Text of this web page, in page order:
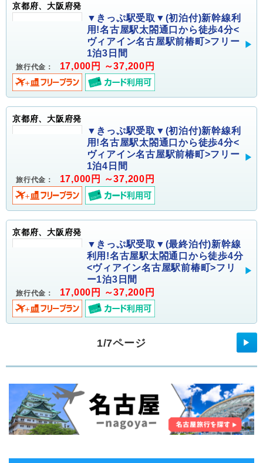
京都府、大阪府発
▼きっぷ駅受取▼(初泊付)新幹線利
用!名古屋駅太閤通口から徒歩4分<
ヴィアイン名古屋駅前椿町>フリー
1泊3日間
旅行代金： 17,000円 ～37,200円
京都府、大阪府発
▼きっぷ駅受取▼(初泊付)新幹線利
用!名古屋駅太閤通口から徒歩4分<
ヴィアイン名古屋駅前椿町>フリー
1泊4日間
旅行代金： 17,000円 ～37,200円
京都府、大阪府発
▼きっぷ駅受取▼(最終泊付)新幹線
利用!名古屋駅太閤通口から徒歩4分
<ヴィアイン名古屋駅前椿町>フリ
ー1泊3日間
旅行代金： 17,000円 ～37,200円
1/7ページ ▶